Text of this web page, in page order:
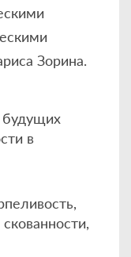
Зорина.
будущих
в